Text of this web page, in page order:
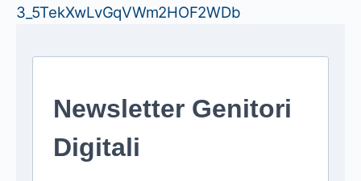
3_5TekXwLvGqVWm2HOF2WDb